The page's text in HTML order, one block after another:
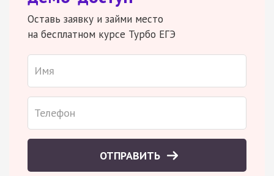
Оставь заявку и займи место
на бесплатном курсе Турбо ЕГЭ
ОТПРАВИТЬ